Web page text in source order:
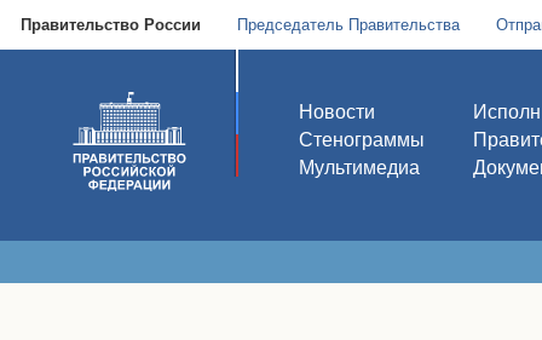
Правительство России Председатель Правительства
Новости
Стенограммы
Мультимедиа